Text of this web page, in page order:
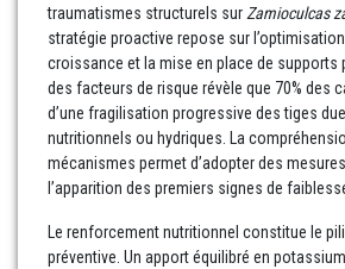
traumatismes structurels surZamioculcas
stratégie proactive repose sur
croissance et la mise en place de supports
des facteurs de risque révèle que 70% des
d’une fragilisation progressive des tiges
nutritionnels ou hydriques. La
mécanismes permet d’adopter des
l’apparition des premiers signes de
Le renforcement nutritionnel constitue le
préventive. Un apport équilibré en